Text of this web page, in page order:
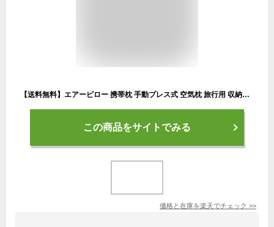
【送料無料】エアーピロー 携帯枕 手動プレス式 空気枕 旅行用 収納袋付き 軽量 コンパクト アウトドア 車中泊 キャンプ オフィス用 洗えるカバー 折りたたみ 持ち運び枕
この商品をサイトでみる
価格と在庫を楽天でチェック >>